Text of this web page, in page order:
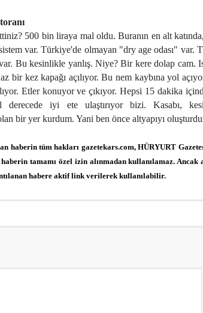
500 bin liraya mal oldu. Buranın en alt
var. Türkiye'de olmayan "dry age odası" var.
Bu kesinlikle yanlış. Niye? Bir kere dolap cam.
bir kez kapağı açılıyor. Bu nem kaybına yol
Etler konuyor ve çıkıyor. Hepsi 15 dakika
iyi ete ulaştırıyor bizi. Kasabı,
bir yer kurdum. Yani ben önce altyapıyı
haberin tüm hakları gazetekars.com, HÜRYURT
tamamı özel izin alınmadan kullanılamaz. Ancak
habere aktif link verilerek kullanılabilir.